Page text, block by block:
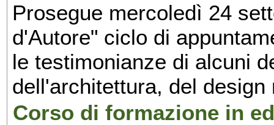
Prosegue mercoledì 24
d'Autore" ciclo di
le testimonianze di alcuni
dell'architettura, del
Corso di formazione in